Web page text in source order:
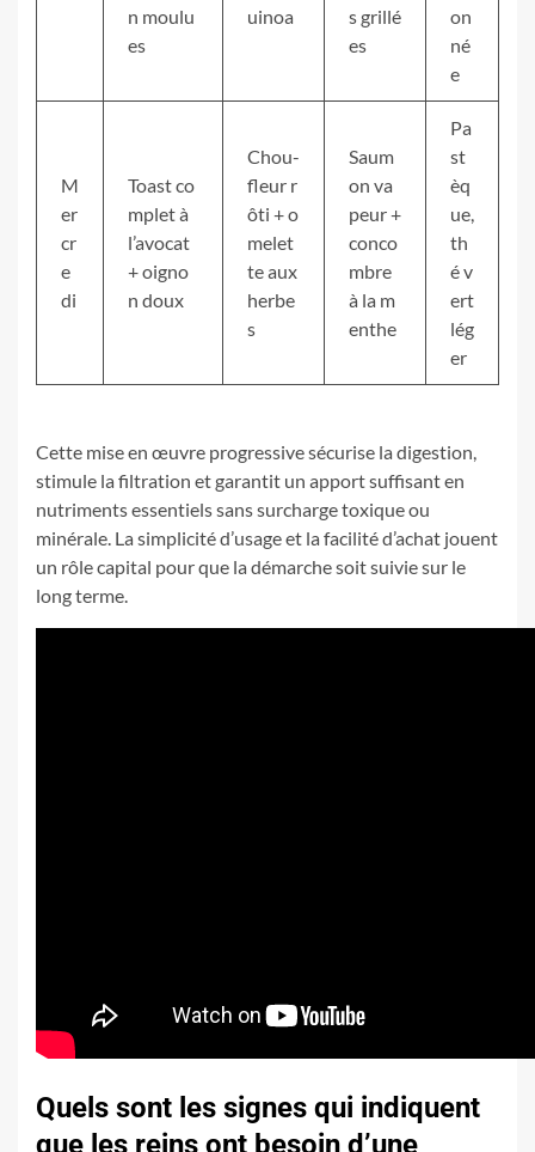
n moulu
es
uinoa
s grillé
es
on
né
e
M
er
cr
e
di
Toast co
mplet à
l’avocat
+ oigno
n doux
Chou-
fleur r
ôti + o
melet
te aux
herbe
s
Saum
on va
peur +
conco
mbre
à la m
enthe
Pa
st
èq
ue,
th
é v
ert
lég
er
Cette mise en œuvre progressive sécurise la digestion,
stimule la filtration et garantit un apport suffisant en
nutriments essentiels sans surcharge toxique ou
minérale. La simplicité d’usage et la facilité d’achat jouent
un rôle capital pour que la démarche soit suivie sur le
long terme.
Quels sont les signes qui indiquent
que les reins ont besoin d’une